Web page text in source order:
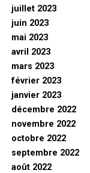
juillet 2023
juin 2023
mai 2023
avril 2023
mars 2023
février 2023
janvier 2023
décembre 2022
novembre 2022
octobre 2022
septembre 2022
août 2022